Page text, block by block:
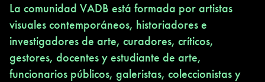
La comunidad VADB está formada por artistas
visuales contemporáneos, historiadores e
investigadores de arte, curadores, críticos,
gestores, docentes y estudiante de arte,
funcionarios públicos, galeristas, coleccionistas y